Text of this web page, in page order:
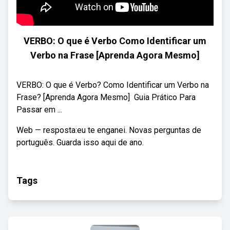
VERBO: O que é Verbo Como Identificar um
Verbo na Frase [Aprenda Agora Mesmo]
VERBO: O que é Verbo? Como Identificar um Verbo na
Frase? [Aprenda Agora Mesmo] ‍ Guia Prático Para
Passar em ...
Web — resposta:eu te enganei. Novas perguntas de
português. Guarda isso aqui de ano.
Tags